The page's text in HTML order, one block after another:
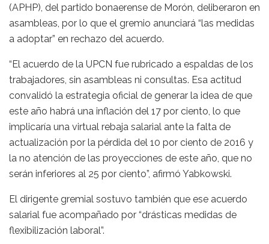
(APHP), del partido bonaerense de Morón, deliberaron en
asambleas, por lo que el gremio anunciará “las medidas
a adoptar” en rechazo del acuerdo.
“El acuerdo de la UPCN fue rubricado a espaldas de los
trabajadores, sin asambleas ni consultas. Esa actitud
convalidó la estrategia oficial de generar la idea de que
este año habrá una inflación del 17 por ciento, lo que
implicaría una virtual rebaja salarial ante la falta de
actualización por la pérdida del 10 por ciento de 2016 y
la no atención de las proyecciones de este año, que no
serán inferiores al 25 por ciento”, afirmó Yabkowski.
El dirigente gremial sostuvo también que ese acuerdo
salarial fue acompañado por “drásticas medidas de
flexibilización laboral”.